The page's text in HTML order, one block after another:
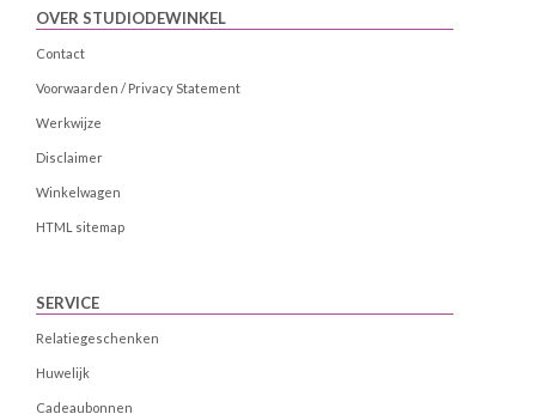
OVER STUDIODEWINKEL
Contact
Voorwaarden / Privacy Statement
Werkwijze
Disclaimer
Winkelwagen
HTML sitemap
SERVICE
Relatiegeschenken
Huwelijk
Cadeaubonnen